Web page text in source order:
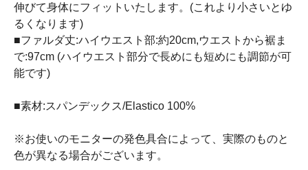
伸びて身体にフィットいたします。(これより小さいとゆ
るくなります)
■ファルダ丈:ハイウエスト部:約20cm,ウエストから裾ま
で:97cm (ハイウエスト部分で長めにも短めにも調節が可
能です)
■素材:スパンデックス/Elastico 100%
※お使いのモニターの発色具合によって、実際のものと
色が異なる場合がございます。